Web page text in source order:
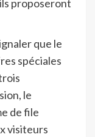
proposeront
que le
spéciales
le
de file
visiteurs